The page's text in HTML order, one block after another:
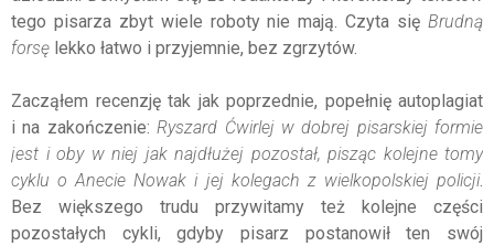
tego pisarza zbyt wiele roboty nie mają. Czyta się Brudną
forsę lekko łatwo i przyjemnie, bez zgrzytów.
Zacząłem recenzję tak jak poprzednie, popełnię autoplagiat
i na zakończenie:Ryszard Ćwirlej w dobrej pisarskiej formie
jest i oby w niej jak najdłużej pozostał, pisząc kolejne tomy
cyklu o Anecie Nowak i jej kolegach z wielkopolskiej policji.
Bez większego trudu przywitamy też kolejne części
pozostałych cykli, gdyby pisarz postanowił ten swój